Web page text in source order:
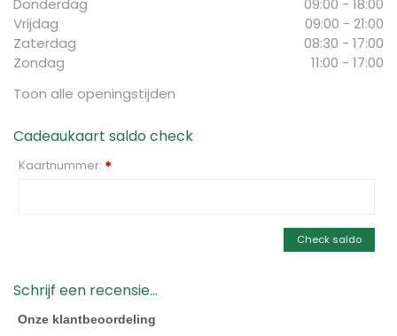
Donderdag
09:00 - 18:00
Vrijdag
09:00 - 21:00
Zaterdag
08:30 - 17:00
Zondag
11:00 - 17:00
Toon alle openingstijden
Cadeaukaart saldo check
Kaartnummer: *
Check saldo
Schrijf een recensie...